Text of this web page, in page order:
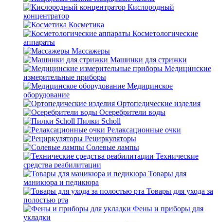
Кислородный
концентратор
Косметика
Косметологические
аппараты
Массажеры
Машинки для стрижки
Медицинские
измерительные приборы
Медицинское
оборудование
Ортопедические изделия
Осеребрители воды
Пилки Scholl
Релаксационные очки
Рециркуляторы
Солевые лампы
Технические
средства реабилитации
Товары для
маникюра и педикюра
Товары для ухода за
полостью рта
Фены и приборы для
укладки